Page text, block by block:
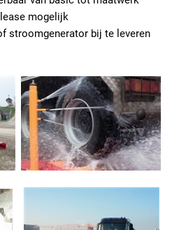
mogelijk
stroomgenerator bij te leveren